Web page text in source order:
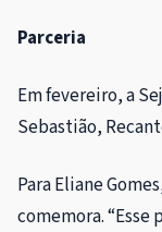
Parceria
Em fevereiro, a
Sebastião,
Para Eliane
comemora. “Esse